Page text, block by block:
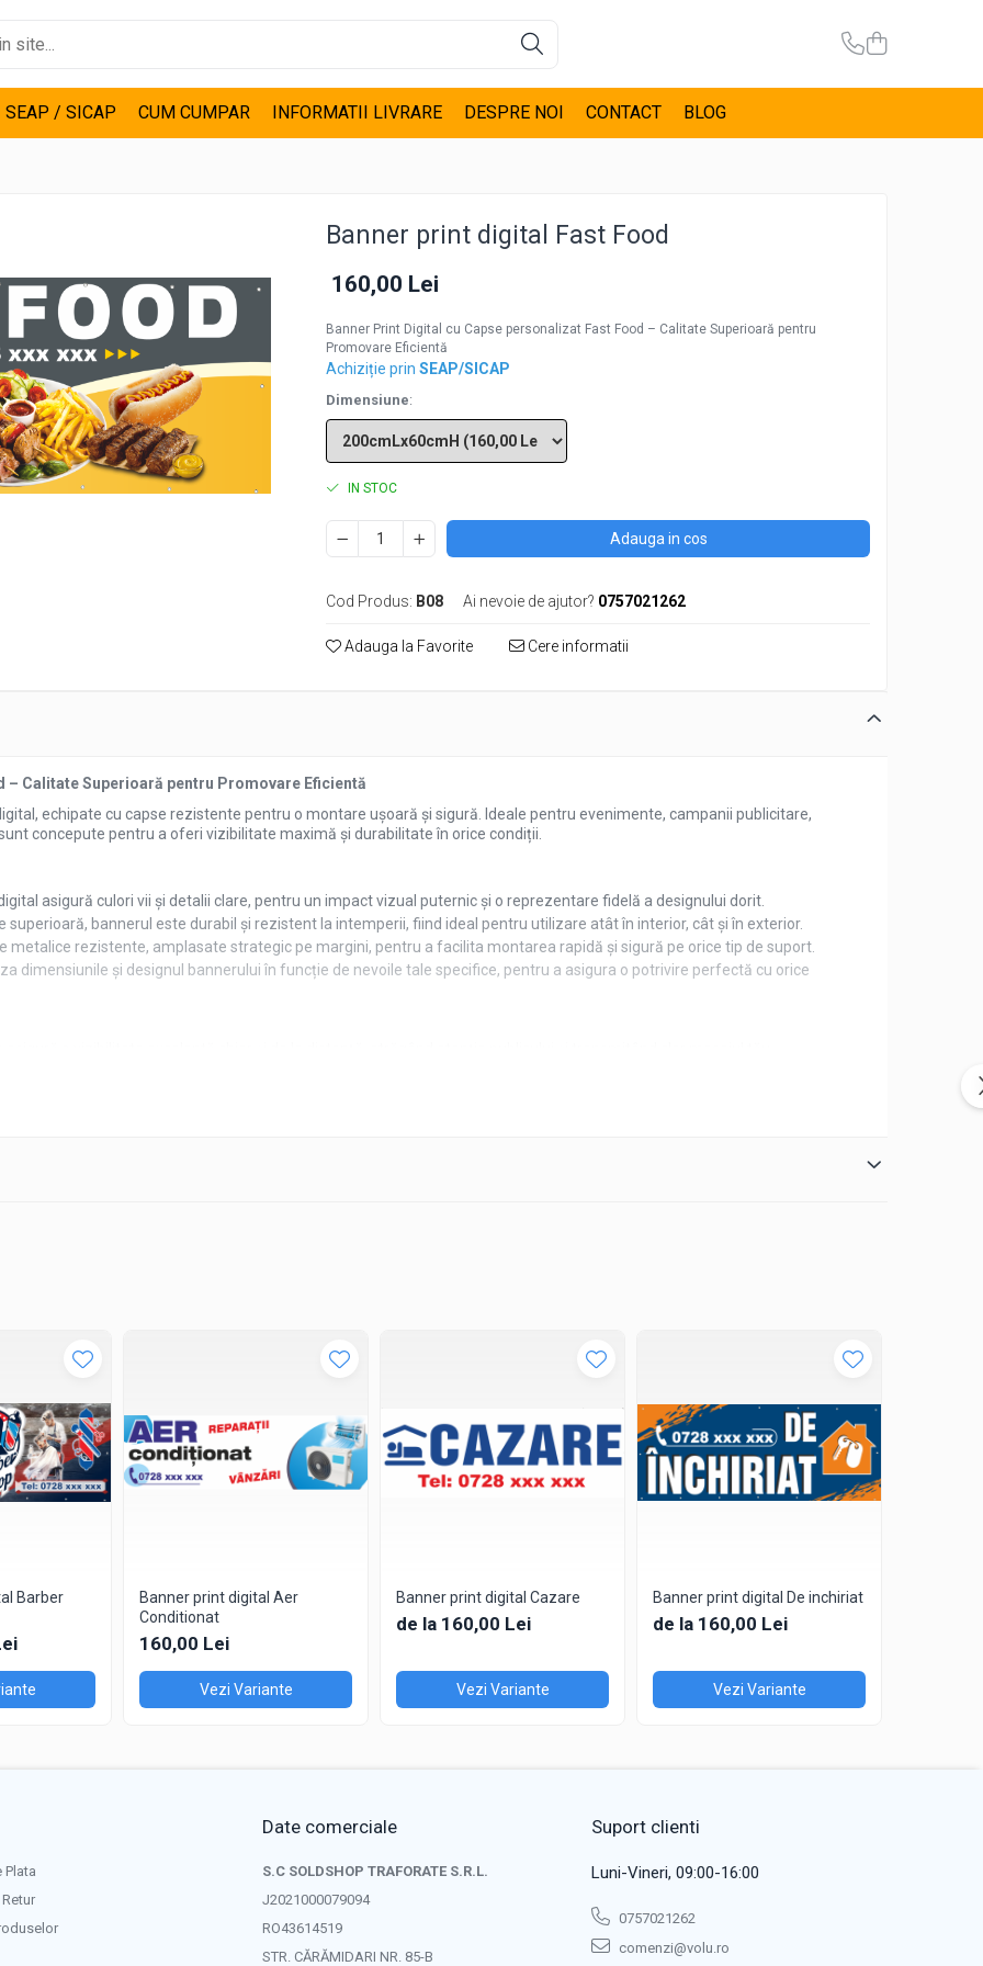
/ SICAP CUM CUMPAR INFORMATII LIVRARE DESPRE NOI CONTACT BLOG
Banner print digital Fast Food
160,00 Lei
Banner Print Digital cu Capse personalizat Fast Food – Calitate Superioară pentru
Promovare Eficientă
Achiziție prinSEAP/SICAP
Dimensiune:
IN STOC
Adauga in cos
Cod Produs: B08 Ai nevoie de ajutor? 0757021262
Adauga la Favorite Cere informatii
Calitate Superioară pentru Promovare Eficientă
echipate cu capse rezistente pentru o montare ușoară și sigură. Ideale pentru evenimente, campanii publicitare,
concepute pentru a oferi vizibilitate maximă și durabilitate în orice condiții.
asigură culori vii și detalii clare, pentru un impact vizual puternic și o reprezentare fidelă a designului dorit.
superioară, bannerul este durabil și rezistent la intemperii, fiind ideal pentru utilizare atât în interior, cât și în exterior.
metalice rezistente, amplasate strategic pe margini, pentru a facilita montarea rapidă și sigură pe orice tip de suport.
dimensiunile și designul bannerului în funcție de nevoile tale specifice, pentru a asigura o potrivire perfectă cu orice
un produs de înaltă calitate, perfect adaptat nevoilor tale de promovare!
Barber
Banner print digital Aer
Conditionat
160,00 Lei
Vezi Variante
Banner print digital Cazare
de la 160,00 Lei
Vezi Variante
Banner print digital De inchiriat
de la 160,00 Lei
Vezi Variante
Plata
Date comerciale
S.C SOLDSHOP TRAFORATE S.R.L.
J2021000079094
RO43614519
STR. CĂRĂMIDARI NR. 85-B
Suport clienti
Luni-Vineri, 09:00-16:00
0757021262
comenzi@volu.ro